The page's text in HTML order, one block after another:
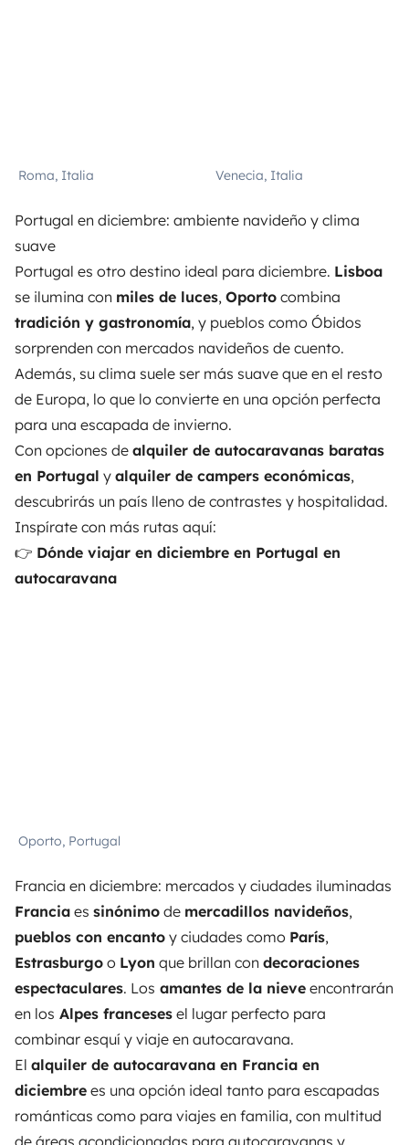
Roma, Italia Venecia, Italia
Portugal en diciembre: ambiente navideño y clima
suave
Portugal es otro destino ideal para diciembre. Lisboa
se ilumina con miles de luces, Oporto combina
tradición y gastronomía, y pueblos como Óbidos
sorprenden con mercados navideños de cuento.
Además, su clima suele ser más suave que en el resto
de Europa, lo que lo convierte en una opción perfecta
para una escapada de invierno.
Con opciones de alquiler de autocaravanas baratas
en Portugal y alquiler de campers económicas,
descubrirás un país lleno de contrastes y hospitalidad.
Inspírate con más rutas aquí:
👉 Dónde viajar en diciembre en Portugal en
autocaravana
Oporto, Portugal
Francia en diciembre: mercados y ciudades iluminadas
Francia es sinónimo de mercadillos navideños,
pueblos con encanto y ciudades como París,
Estrasburgo o Lyon que brillan con decoraciones
espectaculares. Los amantes de la nieve encontrarán
en los Alpes franceses el lugar perfecto para
combinar esquí y viaje en autocaravana.
El alquiler de autocaravana en Francia en
diciembre es una opción ideal tanto para escapadas
románticas como para viajes en familia, con multitud
de áreas acondicionadas para autocaravanas y